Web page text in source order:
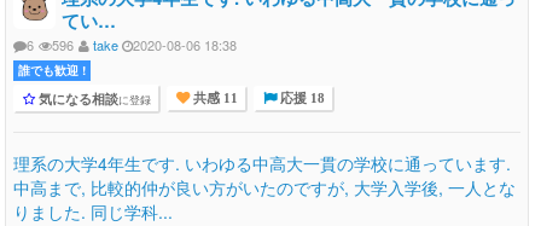
てい…
6 596 take 2020-08-06 18:38
誰でも歓迎 !
気になる相談に登録 共感 11 応援 18
理系の大学4年生です. いわゆる中高大一貫の学校に通っています.
中高まで, 比較的仲が良い方がいたのですが, 大学入学後, 一人とな
りました. 同じ学科...